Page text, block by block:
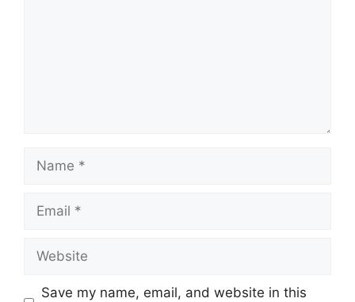
Name
Email
Website
Save my name, email, and website in this